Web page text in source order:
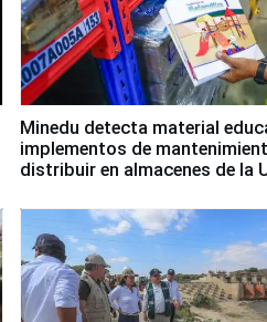
Minedu detecta material
implementos de
distribuir en almacenes de la